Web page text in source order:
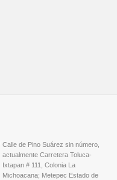
Calle de Pino Suárez sin número,
actualmente Carretera Toluca-
Ixtapan # 111, Colonia La
Michoacana; Metepec Estado de